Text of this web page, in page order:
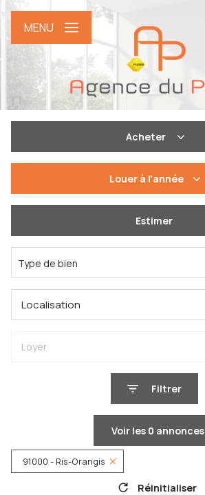
MENU
Acheter
Louer à l'année
Estimer
Type de bien
Localisation
Loyer
Filtrer
Voir les 0 annonces
91000 - Ris-Orangis
Réinitialiser